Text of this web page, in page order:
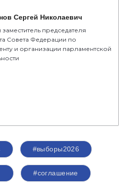
Сергей Николаевич
председателя
Совета Федерации по
и организации парламентской
#выборы2026
#соглашение